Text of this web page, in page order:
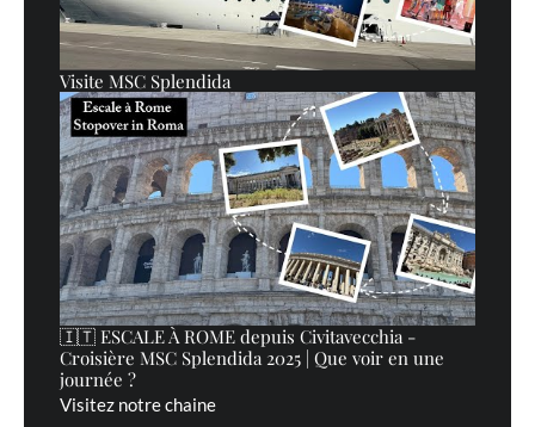
Visite MSC Splendida
🇮🇹 ESCALE À ROME depuis Civitavecchia -
Croisière MSC Splendida 2025 | Que voir en une
journée ?
Visitez notre chaine